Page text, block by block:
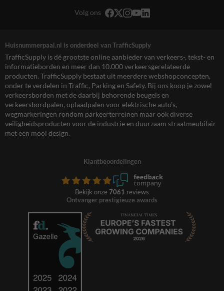
Volg ons
Huisnummerpaal.nl is onderdeel van TrafficSupply
TrafficSupply is dé grootste online aanbieder van verkeers-, tekst- en
informatieborden en meer dan 10.000 verkeersgerelateerde
producten. TrafficSupply bestaat uit meerdere webshopconcepten,
onder te verdelen in Traffic, Parking en Safety. Bij ons koop je zowel
verkeersborden met de daarbij behorende beugels en
verkeersbordpalen, oplaadpalen voor elektrische auto’s,
wegmarkeringen rondom parkeerterreinen maar ook diverse
veiligheidsproducten voor de industrie en duurzaam straatmeubilair
met een mooi design.
Klantbeoordelingen
Bekijk onze 7061 reviews
Ontvanger prestigieuze awards